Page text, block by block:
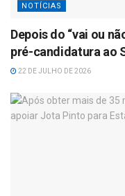
NOTÍCIAS
Depois do “vai ou
pré-candidatura ao
22 DE JULHO DE 2026